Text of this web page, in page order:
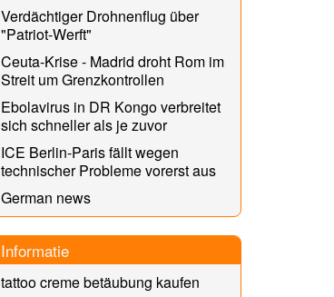
Verdächtiger Drohnenflug über
"Patriot-Werft"
Ceuta-Krise - Madrid droht Rom im
Streit um Grenzkontrollen
Ebolavirus in DR Kongo verbreitet
sich schneller als je zuvor
ICE Berlin-Paris fällt wegen
technischer Probleme vorerst aus
German news
Informatie
tattoo creme betäubung kaufen